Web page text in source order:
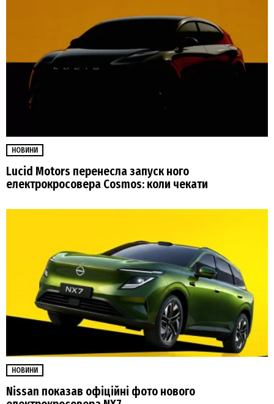
НОВИНИ
Lucid Motors перенесла запуск ного
електрокросовера Cosmos: коли чекати
НОВИНИ
Nissan показав офіційні фото нового